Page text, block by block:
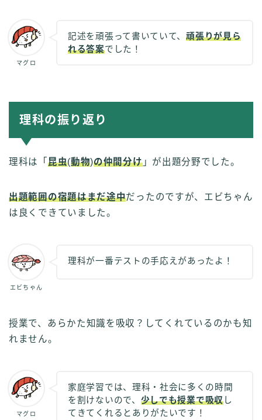
マグロ
記述を頑張って書いていて、頑張りが見ら
れる答案でした！
理科の振り返り
理科は「 昆虫(動物)の仲間分け」が出題分野でした。
出題範囲の宿題はまだ途中だったのですが、エビちゃん
は良くできていました。
エビちゃん
理科が一番テストの手応えがあったよ！
授業で、あらかた知識を吸収？してくれているのかも知
れません。
マグロ
家庭学習では、理科・社会に多くの時間
を割けないので、 少しでも授業で吸収し
てきてくれるとありがたいです！